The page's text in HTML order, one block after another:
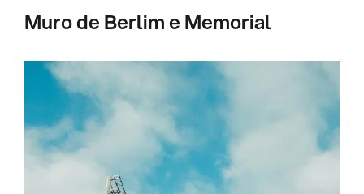
Muro de Berlim e Memorial